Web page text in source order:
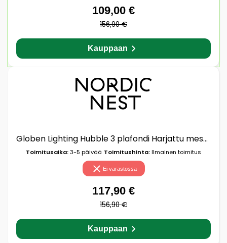
109,00 €
156,90 €
Kauppaan
Globen Lighting Hubble 3 plafondi Harjattu messinki
Toimitusaika:3-5 päivää Toimitushinta:Ilmainen toimitus
Ei varastossa
117,90 €
156,90 €
Kauppaan